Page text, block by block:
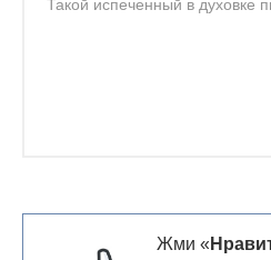
Такой испеченный в духовке
Жми «